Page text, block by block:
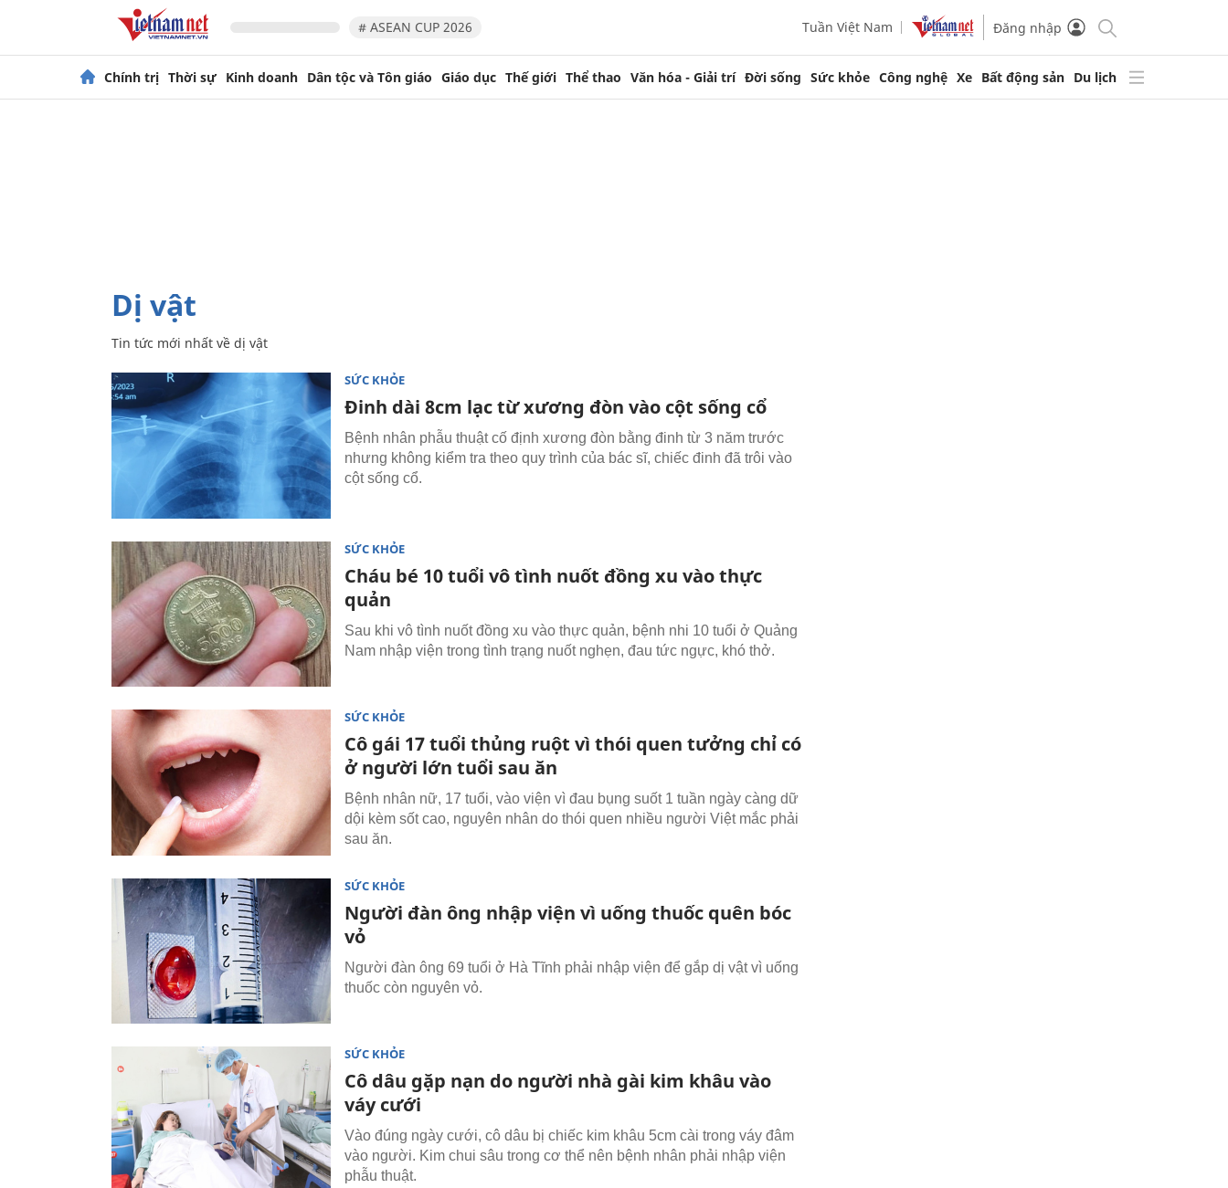
# ASEAN CUP 2026 Tuần Việt Nam Đăng nhập
Chính trị Thời sự Kinh doanh Dân tộc và Tôn giáo Giáo dục Thế giới Thể thao Văn hóa - Giải trí Đời sống Sức khỏe Công nghệ Xe Bất động sản Du lịch
dị vật
Tin tức mới nhất về dị vật
SỨC KHỎE
Đinh dài 8cm lạc từ xương đòn vào cột sống cổ
Bệnh nhân phẫu thuật cố định xương đòn bằng đinh từ 3 năm trước
nhưng không kiểm tra theo quy trình của bác sĩ, chiếc đinh đã trôi vào
cột sống cổ.
SỨC KHỎE
Cháu bé 10 tuổi vô tình nuốt đồng xu vào thực
quản
Sau khi vô tình nuốt đồng xu vào thực quản, bệnh nhi 10 tuổi ở Quảng
Nam nhập viện trong tình trạng nuốt nghẹn, đau tức ngực, khó thở.
SỨC KHỎE
Cô gái 17 tuổi thủng ruột vì thói quen tưởng chỉ có
ở người lớn tuổi sau ăn
Bệnh nhân nữ, 17 tuổi, vào viện vì đau bụng suốt 1 tuần ngày càng dữ
dội kèm sốt cao, nguyên nhân do thói quen nhiều người Việt mắc phải
sau ăn.
SỨC KHỎE
Người đàn ông nhập viện vì uống thuốc quên bóc
vỏ
Người đàn ông 69 tuổi ở Hà Tĩnh phải nhập viện để gắp dị vật vì uống
thuốc còn nguyên vỏ.
SỨC KHỎE
Cô dâu gặp nạn do người nhà gài kim khâu vào
váy cưới
Vào đúng ngày cưới, cô dâu bị chiếc kim khâu 5cm cài trong váy đâm
vào người. Kim chui sâu trong cơ thể nên bệnh nhân phải nhập viện
phẫu thuật.